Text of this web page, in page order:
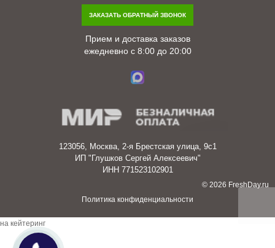
ЗАКАЗАТЬ ОБРАТНЫЙ ЗВОНОК
Прием и доставка заказов
ежедневно с 8:00 до 20:00
123056, Москва, 2-я Брестская улица, 9с1
ИП "Глушков Сергей Алексеевич"
ИНН 771523102901
© 2026 FreshDay.ru
Политика конфиденциальности
на кейтеринг